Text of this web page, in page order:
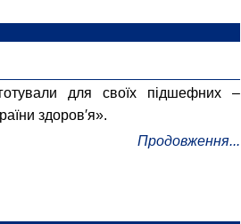
для своїх підшефних –
здоров′я».
Продовження...